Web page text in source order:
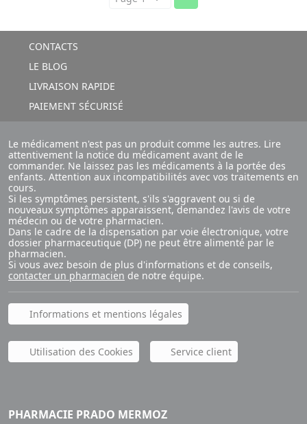
CONTACTS
LE BLOG
LIVRAISON RAPIDE
PAIEMENT SÉCURISÉ
Le médicament n'est pas un produit comme les autres. Lire
attentivement la notice du médicament avant de le
commander. Ne laissez pas les médicaments à la portée des
enfants. Attention aux incompatibilités avec vos traitements en
cours.
Si les symptômes persistent, s'ils s'aggravent ou si de
nouveaux symptômes apparaissent, demandez l'avis de votre
médecin ou de votre pharmacien.
Dans le cadre de la dispensation par voie électronique, votre
dossier pharmaceutique (DP) ne peut être alimenté par le
pharmacien.
Si vous avez besoin de plus d'informations et de conseils,
contacter un pharmacien de notre équipe.
Informations et mentions légales
Utilisation des Cookies Service client
PHARMACIE PRADO MERMOZ